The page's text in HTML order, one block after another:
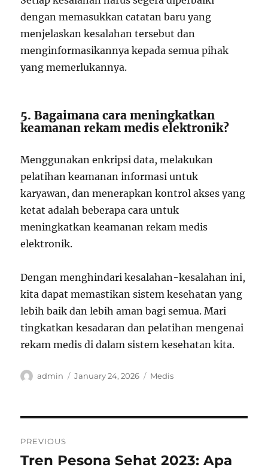
dengan memasukkan catatan baru yang
menjelaskan kesalahan tersebut dan
menginformasikannya kepada semua pihak
yang memerlukannya.
5. Bagaimana cara meningkatkan
keamanan rekam medis elektronik?
Menggunakan enkripsi data, melakukan
pelatihan keamanan informasi untuk
karyawan, dan menerapkan kontrol akses yang
ketat adalah beberapa cara untuk
meningkatkan keamanan rekam medis
elektronik.
Dengan menghindari kesalahan-kesalahan ini,
kita dapat memastikan sistem kesehatan yang
lebih baik dan lebih aman bagi semua. Mari
tingkatkan kesadaran dan pelatihan mengenai
rekam medis di dalam sistem kesehatan kita.
Author
admin
Posted
January 24, 2026 Categories
Medis
navigation
PREVIOUS
Previous
Tren Pesona Sehat 2023: Apa